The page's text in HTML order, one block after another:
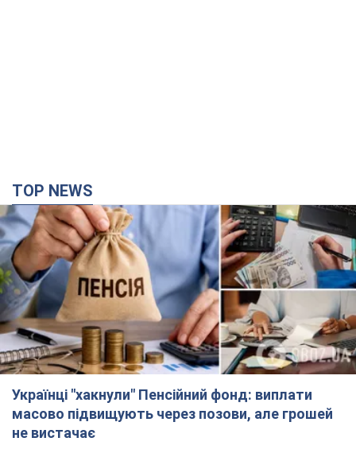
TOP NEWS
Українці "хакнули" Пенсійний фонд: виплати
масово підвищують через позови, але грошей
не вистачає